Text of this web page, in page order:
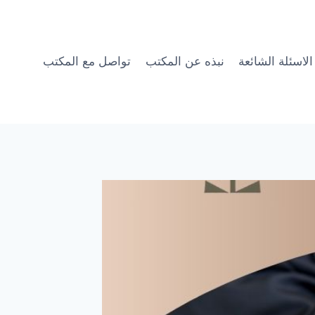
الاسئلة الشائعة نبذه عن المكتب تواصل مع المكتب